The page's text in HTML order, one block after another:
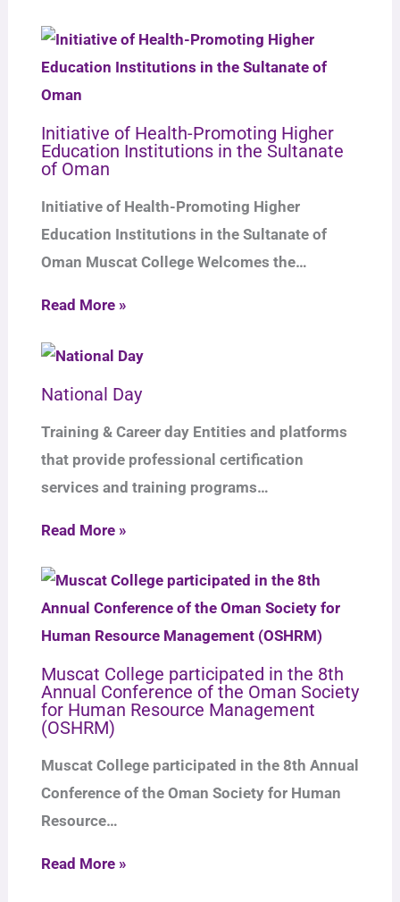
Initiative of Health-Promoting Higher
Education Institutions in the Sultanate
of Oman
Initiative of Health-Promoting Higher
Education Institutions in the Sultanate of
Oman Muscat College Welcomes the…
Read More »
National Day
Training & Career day Entities and platforms
that provide professional certification
services and training programs…
Read More »
Muscat College participated in the 8th
Annual Conference of the Oman Society
for Human Resource Management
(OSHRM)
Muscat College participated in the 8th Annual
Conference of the Oman Society for Human
Resource…
Read More »